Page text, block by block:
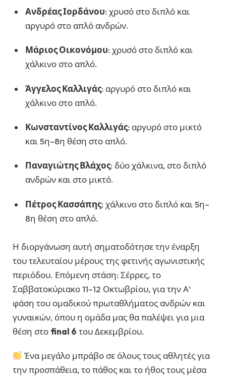
Ανδρέας Ιορδάνου: χρυσό στο διπλό και
αργυρό στο απλό ανδρών.
Μάριος Οικονόμου: χρυσό στο διπλό και
χάλκινο στο απλό.
Άγγελος Καλλιγάς: αργυρό στο διπλό και
χάλκινο στο απλό.
Κωνσταντίνος Καλλιγάς: αργυρό στο μικτό
και 5η–8η θέση στο απλό.
Παναγιώτης Βλάχος: δύο χάλκινα, στο διπλό
ανδρών και στο μικτό.
Πέτρος Κασσάπης: χάλκινο στο διπλό και 5η–
8η θέση στο απλό.
Η διοργάνωση αυτή σηματοδότησε την έναρξη
του τελευταίου μέρους της φετινής αγωνιστικής
περιόδου. Επόμενη στάση: Σέρρες, το
Σαββατοκύριακο 11–12 Οκτωβρίου, για την Α’
φάση του ομαδικού πρωταθλήματος ανδρών και
γυναικών, όπου η ομάδα μας θα παλέψει για μια
θέση στο final 6 του Δεκεμβρίου.
Ένα μεγάλο μπράβο σε όλους τους αθλητές για
την προσπάθεια, το πάθος και το ήθος τους μέσα